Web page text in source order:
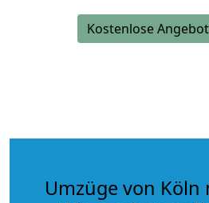
Kostenlose
Umzüge von Köln